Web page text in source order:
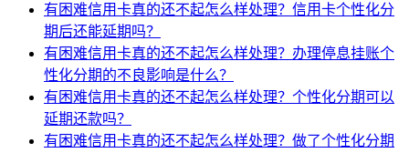
有困难信用卡真的还不起怎么样处理？信用卡个性化分
期后还能延期吗？
有困难信用卡真的还不起怎么样处理？办理停息挂账个
性化分期的不良影响是什么？
有困难信用卡真的还不起怎么样处理？个性化分期可以
延期还款吗？
有困难信用卡真的还不起怎么样处理？做了个性化分期